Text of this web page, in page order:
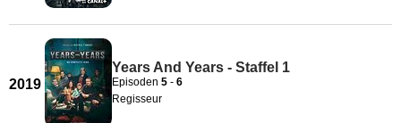
2019
Years And Years - Staffel 1
Episoden 5 - 6
Regisseur